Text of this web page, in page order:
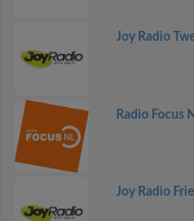
Joy Radio
Radio Focus
Joy Radio